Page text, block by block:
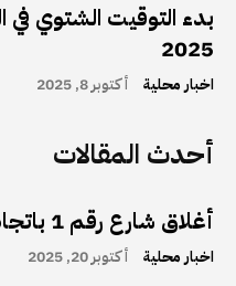
2025
اخبار محلية أكتوبر 8, 2025
أحدث المقالات
أغلاق شارع رقم 1 باتجاه القدس غدا الثلاثاء
اخبار محلية أكتوبر 20, 2025